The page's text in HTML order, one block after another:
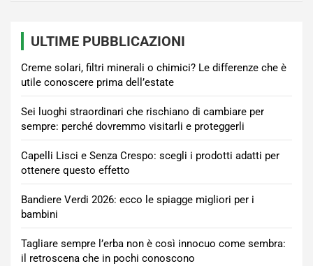
ULTIME PUBBLICAZIONI
Creme solari, filtri minerali o chimici? Le differenze che è
utile conoscere prima dell’estate
Sei luoghi straordinari che rischiano di cambiare per
sempre: perché dovremmo visitarli e proteggerli
Capelli Lisci e Senza Crespo: scegli i prodotti adatti per
ottenere questo effetto
Bandiere Verdi 2026: ecco le spiagge migliori per i
bambini
Tagliare sempre l’erba non è così innocuo come sembra:
il retroscena che in pochi conoscono